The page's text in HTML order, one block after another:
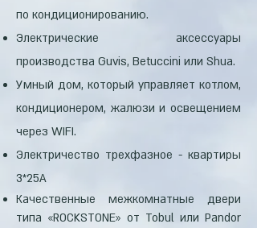
по кондиционированию.
Электрические аксессуары
производства Guvis, Betuccini или Shua.
Умный дом, который управляет котлом,
кондиционером, жалюзи и освещением
через WIFI.
Электричество трехфазное - квартиры
3*25А
Качественные межкомнатные двери
типа «ROCKSTONE» от Tobul или Pandor